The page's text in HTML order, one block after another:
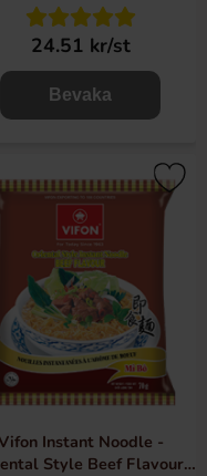
24.51 kr/st
Bevaka
Instant Noodle -
Style Beef Flavour